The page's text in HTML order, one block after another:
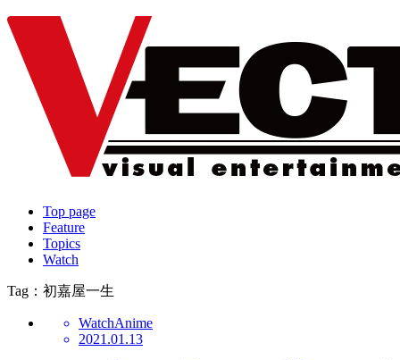
Top page
Feature
Topics
Watch
Tag：初嘉屋一生
WatchAnime
2021.01.13